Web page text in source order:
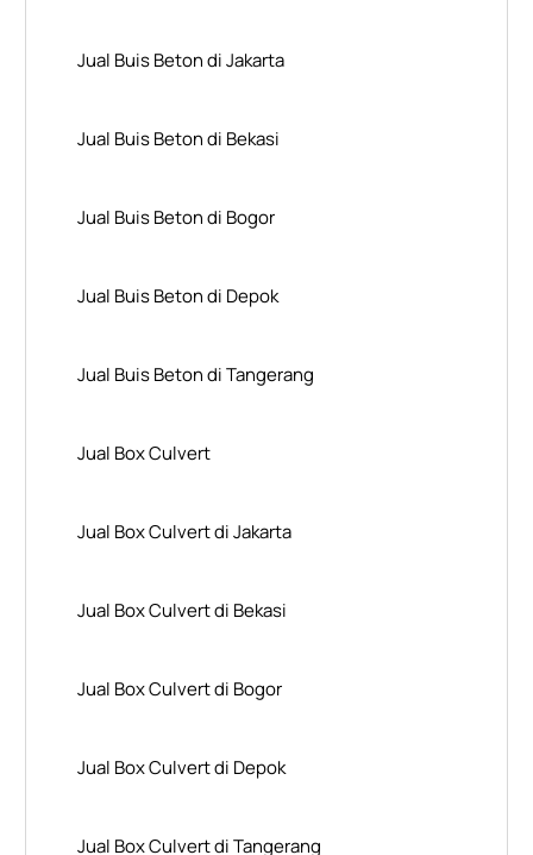
Jual Buis Beton di Jakarta
Jual Buis Beton di Bekasi
Jual Buis Beton di Bogor
Jual Buis Beton di Depok
Jual Buis Beton di Tangerang
Jual Box Culvert
Jual Box Culvert di Jakarta
Jual Box Culvert di Bekasi
Jual Box Culvert di Bogor
Jual Box Culvert di Depok
Jual Box Culvert di Tangerang